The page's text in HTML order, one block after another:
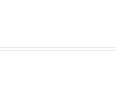
acessível em uma
oferecendo sempre a
em calça brim